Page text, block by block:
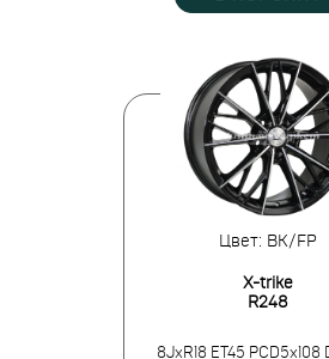
Цвет: BK/FP
X-trike
R248
8JxR18 ET45 PCD5x108